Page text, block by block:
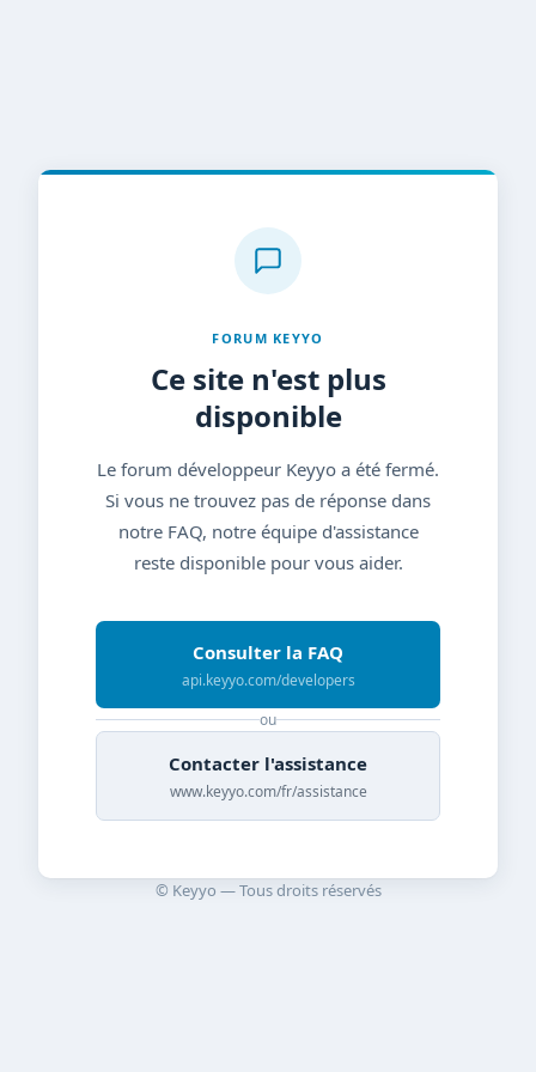
FORUM KEYYO
Ce site n'est plus
disponible
Le forum développeur Keyyo a été fermé.
Si vous ne trouvez pas de réponse dans
notre FAQ, notre équipe d'assistance
reste disponible pour vous aider.
Consulter la FAQ
api.keyyo.com/developers
ou
Contacter l'assistance
www.keyyo.com/fr/assistance
© Keyyo — Tous droits réservés